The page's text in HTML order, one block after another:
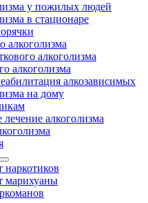
у пожилых людей
в стационаре
алкоголизма
алкоголизма
алкоголизма
алкозависимых
на дому
алкоголизма
наркотиков
марихуаны